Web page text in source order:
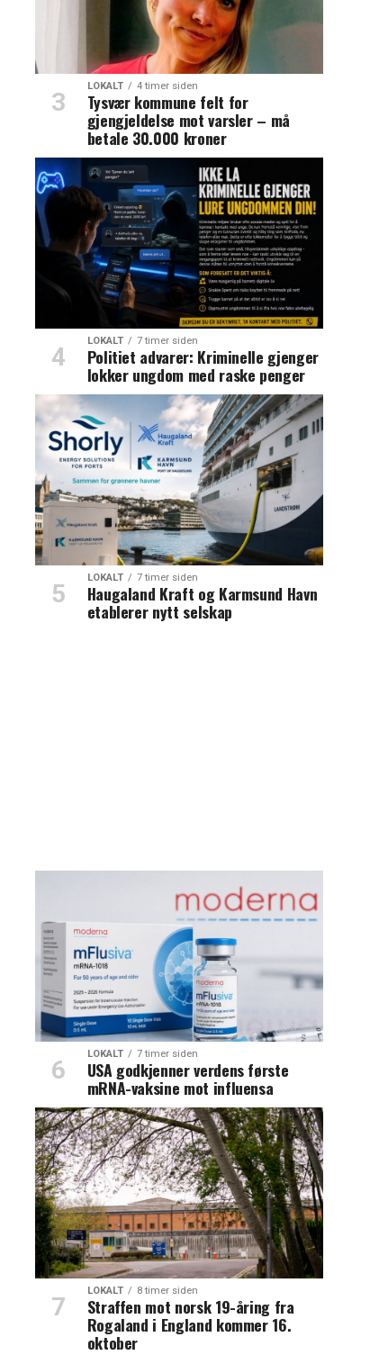
LOKALT 4 timer siden
Tysvær kommune felt for
gjengjeldelse mot varsler – må
betale 30.000 kroner
LOKALT 7 timer siden
Politiet advarer: Kriminelle gjenger
lokker ungdom med raske penger
LOKALT 7 timer siden
Haugaland Kraft og Karmsund Havn
etablerer nytt selskap
LOKALT 7 timer siden
USA godkjenner verdens første
mRNA-vaksine mot influensa
LOKALT 8 timer siden
Straffen mot norsk 19-åring fra
Rogaland i England kommer 16.
oktober